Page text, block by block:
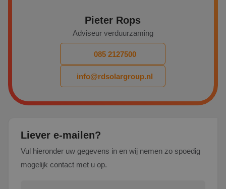
Pieter Rops
Adviseur verduurzaming
085 2127500
info@rdsolargroup.nl
Liever e-mailen?
Vul hieronder uw gegevens in en wij nemen zo spoedig
mogelijk contact met u op.